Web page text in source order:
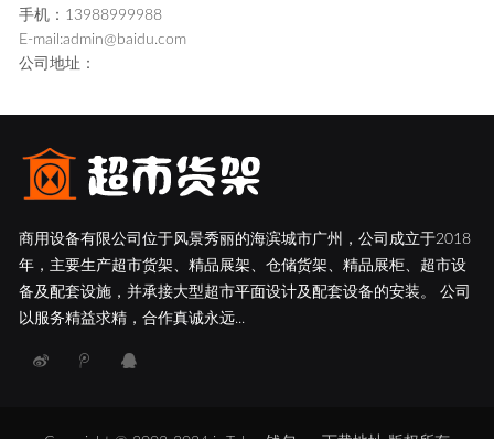
手机：13988999988
E-mail:admin@baidu.com
公司地址：
商用设备有限公司位于风景秀丽的海滨城市广州，公司成立于2018
年，主要生产超市货架、精品展架、仓储货架、精品展柜、超市设
备及配套设施，并承接大型超市平面设计及配套设备的安装。 公司
以服务精益求精，合作真诚永远...